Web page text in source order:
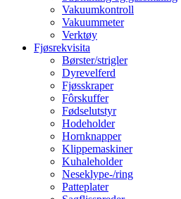
Vakuumkontroll
Vakuummeter
Verktøy
Fjøsrekvisita
Børster/strigler
Dyrevelferd
Fjøsskraper
Fôrskuffer
Fødselutstyr
Hodeholder
Hornknapper
Klippemaskiner
Kuhaleholder
Neseklype-/ring
Patteplater